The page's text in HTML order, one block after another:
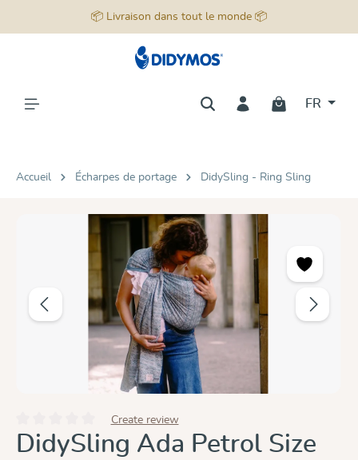
📦 Livraison dans tout le monde 📦
FR
Accueil Écharpes de portage DidySling - Ring Sling
Ignorer la galerie d'images
Note moyenne de 0 sur 5 étoiles
Create review
DidySling Ada Petrol Size